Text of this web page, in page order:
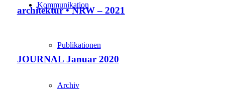
Kommunikation
Publikationen
Archiv
architektur • NRW – 2021
JOURNAL Januar 2020